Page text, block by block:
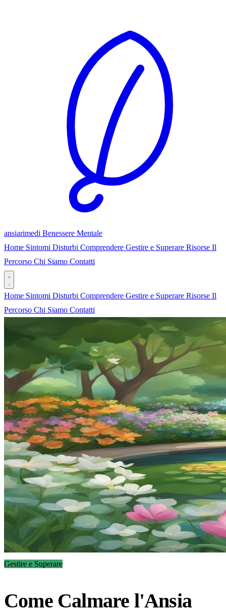
ansiarimedi Benessere Mentale
Home Sintomi Disturbi Comprendere Gestire e Superare Risorse Il
Percorso Chi Siamo Contatti
Home Sintomi Disturbi Comprendere Gestire e Superare Risorse Il
Percorso Chi Siamo Contatti
Gestire e Superare
Come Calmare l'Ansia